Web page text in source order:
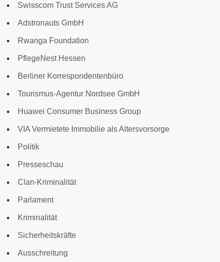
Swisscom Trust Services AG
Adstronauts GmbH
Rwanga Foundation
PflegeNest Hessen
Berliner Korrespondentenbüro
Tourismus-Agentur Nordsee GmbH
Huawei Consumer Business Group
VIA Vermietete Immobilie als Altersvorsorge
Politik
Presseschau
Clan-Kriminalität
Parlament
Kriminalität
Sicherheitskräfte
Ausschreitung